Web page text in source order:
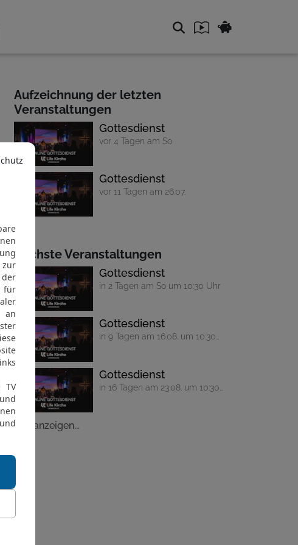
Aufzeichnung der letzten
Veranstaltungen
Gottesdienst
vor 4 Tagen am So
Gottesdienst
vor 11 Tagen am 26.07.
Nächste Veranstaltungen
Gottesdienst
in 2 Tagen am So um 10:30 Uhr
Gottesdienst
in 9 Tagen am 16.08. um 10:30
Gottesdienst
in 16 Tagen am 23.08. um 10:30
alle anzeigen...